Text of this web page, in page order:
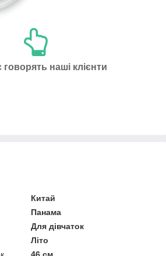
говорять наші клієнти
Китай
Панама
Для дівчаток
Літо